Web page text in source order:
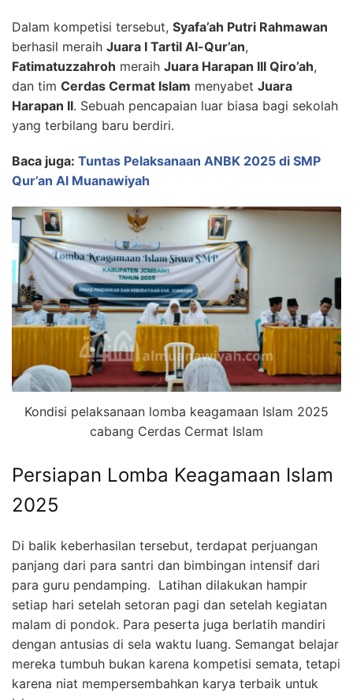
Dalam kompetisi tersebut, Syafa’ah Putri Rahmawan
berhasil meraih Juara I Tartil Al-Qur’an,
Fatimatuzzahroh meraih Juara Harapan III Qiro’ah,
dan tim Cerdas Cermat Islam menyabet Juara
Harapan II. Sebuah pencapaian luar biasa bagi sekolah
yang terbilang baru berdiri.
Baca juga: Tuntas Pelaksanaan ANBK 2025 di SMP
Qur’an Al Muanawiyah
Kondisi pelaksanaan lomba keagamaan Islam 2025
cabang Cerdas Cermat Islam
Persiapan Lomba Keagamaan Islam
2025
Di balik keberhasilan tersebut, terdapat perjuangan
panjang dari para santri dan bimbingan intensif dari
para guru pendamping. Latihan dilakukan hampir
setiap hari setelah setoran pagi dan setelah kegiatan
malam di pondok. Para peserta juga berlatih mandiri
dengan antusias di sela waktu luang. Semangat belajar
mereka tumbuh bukan karena kompetisi semata, tetapi
karena niat mempersembahkan karya terbaik untuk